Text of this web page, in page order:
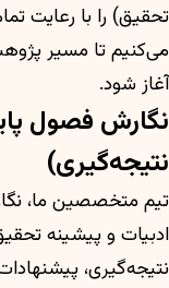
تحقیق) را با رعایت
می‌کنیم تا مسیر
آغاز شود.
نگارش فصول
نتیجه‌گیری)
تیم متخصصین ما،
ادبیات و پیشینه
نتیجه‌گیری،